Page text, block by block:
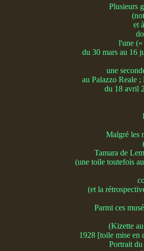
Plusieurs
et
l'une
du 30 mars au 16
une
au Palazzo Reale
du 18 avril
Malgré les
Tamara de
(une toile toutefois
(et la
Parmi ces
(Kizette
1928 [toile mise en
Portrait